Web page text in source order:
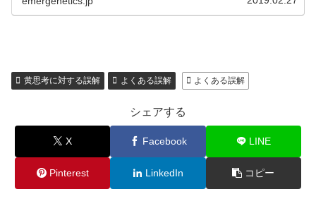
黄思考に対する誤解 よくある誤解 よくある誤解
シェアする
X Facebook LINE
Pinterest LinkedIn コピー